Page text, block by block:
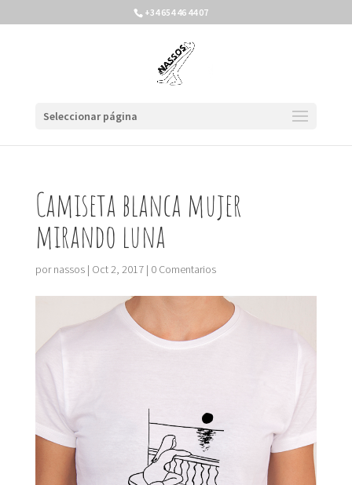
+34 654 46 44 07
Seleccionar página
Camiseta blanca mujer
mirando luna
pornassos| Oct 2, 2017| 0 Comentarios